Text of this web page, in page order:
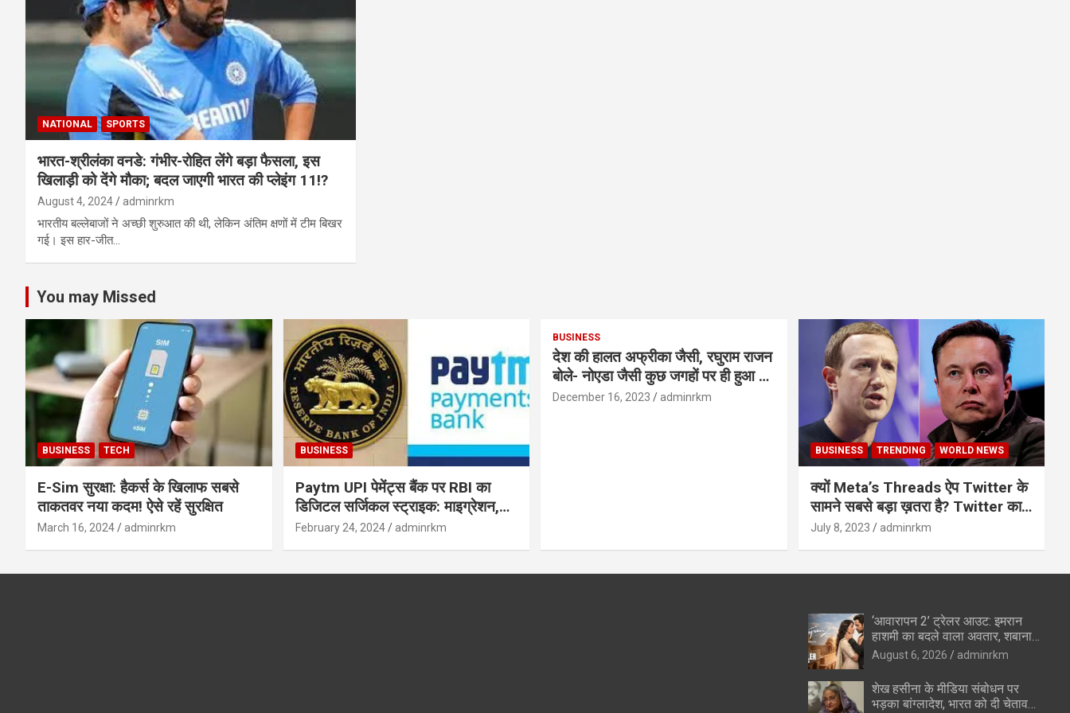
NATIONAL SPORTS
भारत-श्रीलंका वनडे: गंभीर-रोहित लेंगे बड़ा फैसला, इस
खिलाड़ी को देंगे मौका; बदल जाएगी भारत की प्लेइंग 11!?
August 4, 2024 adminrkm
भारतीय बल्लेबाजों ने अच्छी शुरुआत की थी, लेकिन अंतिम क्षणों में टीम बिखर
गई। इस हार-जीत…
You may Missed
BUSINESS TECH
E-Sim सुरक्षा: हैकर्स के खिलाफ सबसे
ताकतवर नया कदम! ऐसे रहें सुरक्षित
March 16, 2024 adminrkm
BUSINESS
Paytm UPI पेमेंट्स बैंक पर RBI का
डिजिटल सर्जिकल स्ट्राइक: माइग्रेशन,
सुरक्षा और उपयोगकर्ताओं के लिए सलाह!
February 24, 2024 adminrkm
BUSINESS
देश की हालत अफ्रीका जैसी, रघुराम राजन
बोले- नोएडा जैसी कुछ जगहों पर ही हुआ है
विकास : रघुराम राजन
December 16, 2023 adminrkm
BUSINESS TRENDING WORLD NEWS
क्यों Meta’s Threads ऐप Twitter के
सामने सबसे बड़ा ख़तरा है? Twitter का
अंत?
July 8, 2023 adminrkm
‘आवारापन 2’ ट्रेलर आउट: इमरान
हाशमी का बदले वाला अवतार, शबाना
आजमी के विलेन रोल ने उड़ाए होश
August 6, 2026 adminrkm
शेख हसीना के मीडिया संबोधन पर
भड़का बांग्लादेश, भारत को दी चेतावनी